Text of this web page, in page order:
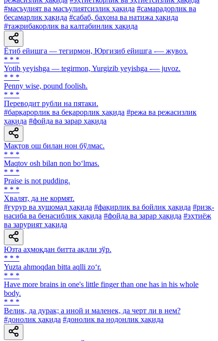
#масъулият ва масъулиятсизлик ҳақида #самарадорлик ва
бесамарлик ҳақида #сабаб, баҳона ва натижа ҳақида
#тажрибакорлик ва калтабинлик ҳақида
Ётиб ейишга — тегирмон, Юргизиб ейишга -— жувоз.
* * *
Yotib yeyishga — tegirmon, Yurgizib yeyishga -— juvoz.
* * *
Penny wise, pound foolish.
* * *
Переводит рубли на пятаки.
#барқарорлик ва беқарорлик ҳақида #режа ва режасизлик
ҳақида #фойда ва зарар ҳақида
Мақтов ош билан нон бўлмас.
* * *
Maqtov osh bilan non bo‘lmas.
* * *
Praise is not pudding.
* * *
Хвалят, да не кормят.
#ғурур ва хушомад ҳақида #фақирлик ва бойлик ҳақида #ризқ-
насиба ва бенасиблик ҳақида #фойда ва зарар ҳақида #эҳтиёж
ва зарурият ҳақида
Юзта аҳмоқдан битта ақлли зўр.
* * *
Yuzta ahmoqdan bitta aqlli zo‘r.
* * *
Have more brains in one's little finger than one has in his whole
body.
* * *
Велик, да дурак; а иной и маленек, да черт ли в нем?
#донолик ҳақида #донолик ва нодонлик ҳақида